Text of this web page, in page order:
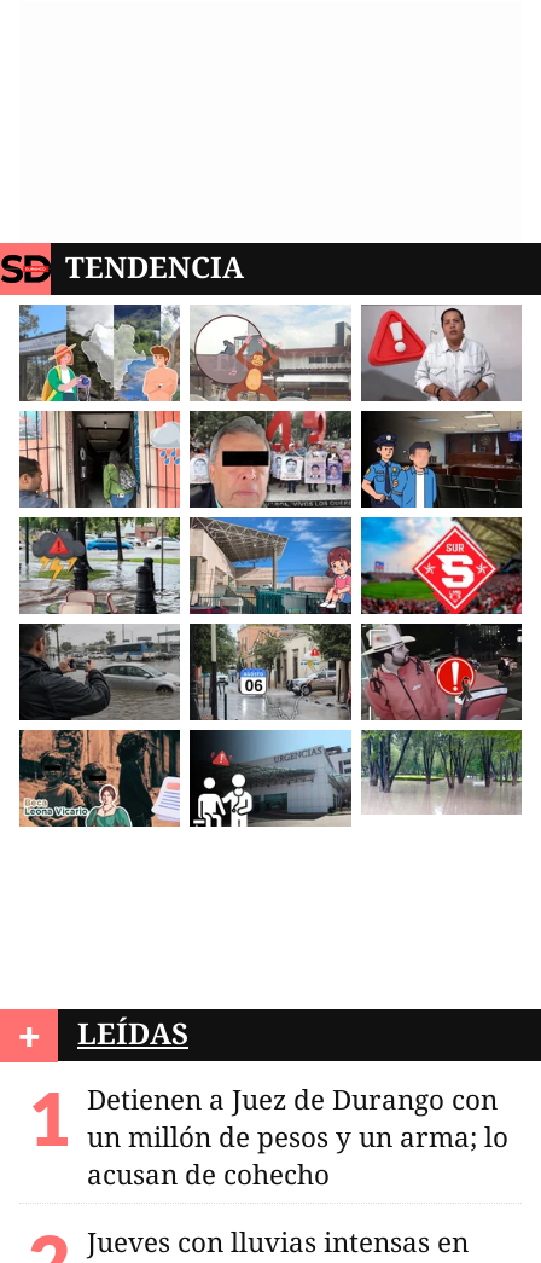
TENDENCIA
+ LEÍDAS
Detienen a Juez de Durango con
un millón de pesos y un arma; lo
acusan de cohecho
Jueves con lluvias intensas en